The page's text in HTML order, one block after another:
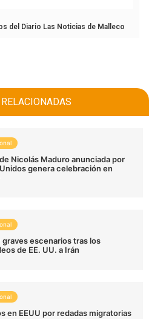
del Diario Las Noticias de Malleco
Nicolás Maduro anunciada por
genera celebración en
graves escenarios tras los
de EE. UU. a Irán
en EEUU por redadas migratorias